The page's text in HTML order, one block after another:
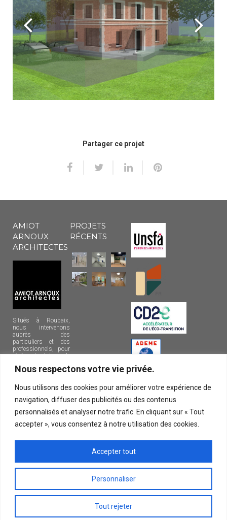
Nous respectons votre vie privée.
Nous utilisons des cookies pour améliorer votre expérience de
navigation, diffuser des publicités ou des contenus
personnalisés et analyser notre trafic. En cliquant sur « Tout
accepter », vous consentez à notre utilisation des cookies.
Personnaliser
Tout rejeter
Accepter tout
Partager ce projet
AMIOT
ARNOUX
ARCHITECTES
Situés à Roubaix,
nous intervenons
auprès des
particuliers et des
professionnels, pour
réaliser tout type de
métropole lilloise et
France.
10, rue Henri
Bossut
59100
PROJETS
RÉCENTS
© 2026 Amiot Arnoux Architectes | Tous droits réservés |Mentions légales
|Liens